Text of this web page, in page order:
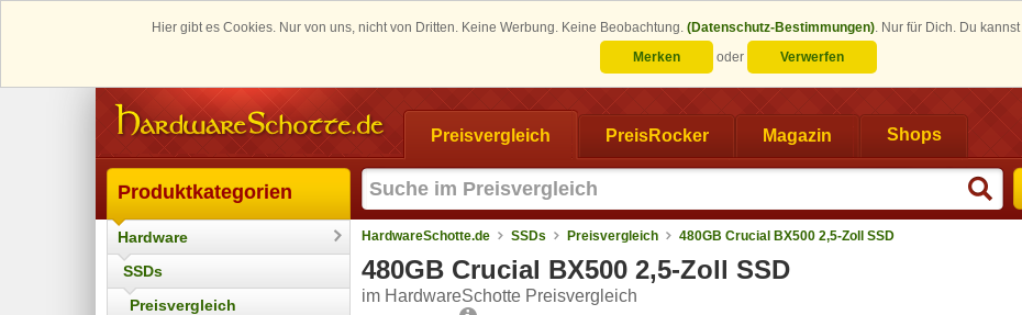
Hier gibt es Cookies. Nur von uns, nicht von Dritten. Keine Werbung. Keine Beobachtung. (Datenschutz-Bestimmungen). Nur für Dich. Du kannst
Merken
oder Verwerfen
Preisvergleich PreisRocker Magazin Shops
Produktkategorien
Hardware
SSDs
Preisvergleich
HardwareSchotte.de SSDs Preisvergleich 480GB Crucial BX500 2,5-Zoll SSD
480GB Crucial BX500 2,5-Zoll SSD
im HardwareSchotte Preisvergleich